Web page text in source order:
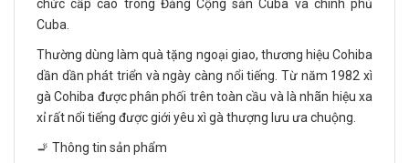
chức cấp cao trong Đảng Cộng sản Cuba và chính phủ
Cuba.
Thường dùng làm quà tặng ngoại giao, thương hiệu Cohiba
dần dần phát triển và ngày càng nổi tiếng. Từ năm 1982 xì
gà Cohiba được phân phối trên toàn cầu và là nhãn hiệu xa
xỉ rất nổi tiếng được giới yêu xì gà thượng lưu ưa chuộng.
🚬 Thông tin sản phẩm